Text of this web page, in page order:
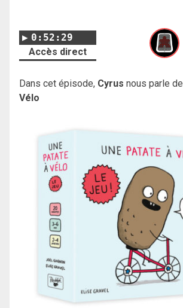
0:52:29
Accès direct
Dans cet épisode, Cyrus nous parle de
Vélo